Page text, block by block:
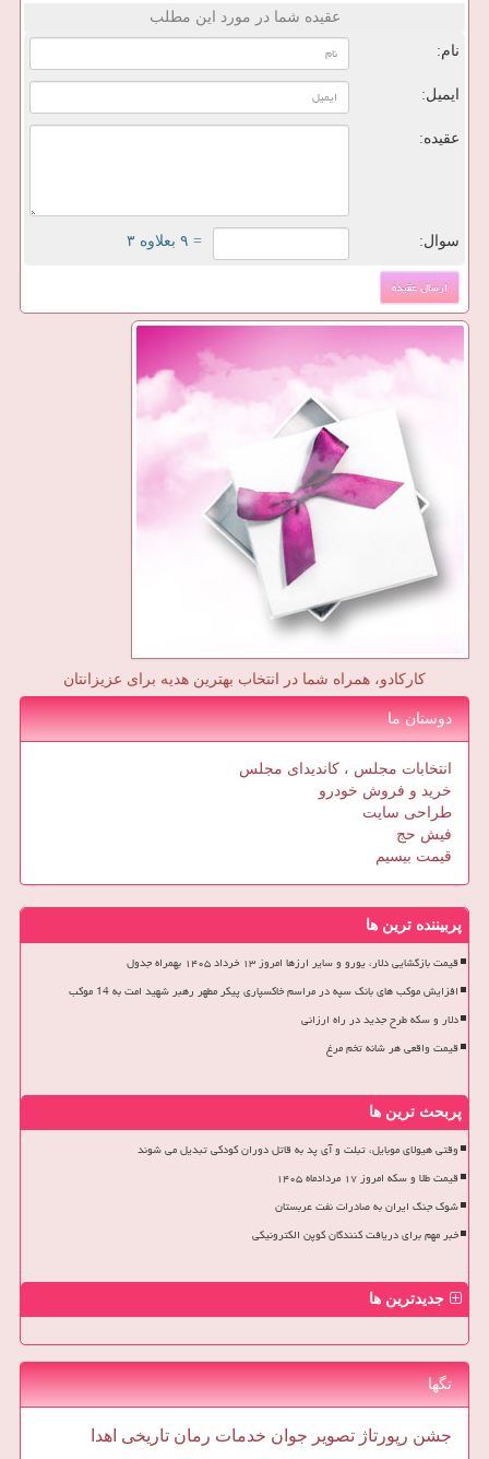
عقیده شما در مورد این مطلب
نام:
ایمیل:
عقیده:
سوال: = ۹ بعلاوه ۳
کارکادو، همراه شما در انتخاب بهترین هدیه برای عزیزانتان
دوستان ما
انتخابات مجلس ، کاندیدای مجلس
خرید و فروش خودرو
طراحی سایت
فیش حج
قیمت بیسیم
پربیننده ترین ها
قیمت بازگشایی دلار، یورو و سایر ارزها امروز ۱۳ خرداد ۱۴۰۵ بهمراه جدول
افزایش موکب های بانک سپه در مراسم خاکسپاری پیکر مطهر رهبر شهید امت به 14 موکب
دلار و سکه طرح جدید در راه ارزانی
قیمت واقعی هر شانه تخم مرغ
پربحث ترین ها
وقتی هیولای موبایل، تبلت و آی پد به قاتل دوران کودکی تبدیل می شوند
قیمت طلا و سکه امروز ۱۷ مردادماه ۱۴۰۵
شوک جنگ ایران به صادرات نفت عربستان
خبر مهم برای دریافت کنندگان کوپن الکترونیکی
جدیدترین ها
تگها
جشن رپورتاژ تصویر جوان خدمات رمان تاریخی اهدا